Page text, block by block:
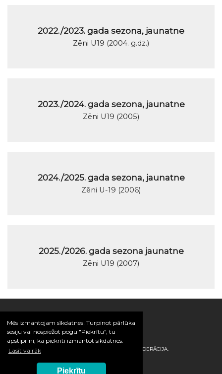
Mēs izmantojam sīkdatnes! Turpinot pārlūka
sesiju vai nospiežot pogu "Piekrītu", tu
apstiprini, ka piekrīti izmantot sīkdatnes.
Lasīt vairāk
Piekrītu
2022./2023. gada sezona, jaunatne
Zēni U19 (2004. g.dz.)
2023./2024. gada sezona, jaunatne
Zēni U19 (2005)
2024./2025. gada sezona, jaunatne
Zēni U-19 (2006)
2025./2026. gada sezona jaunatne
Zēni U19 (2007)
© 2026 / LATVIJAS HANDBOLA FEDERĀCIJA.